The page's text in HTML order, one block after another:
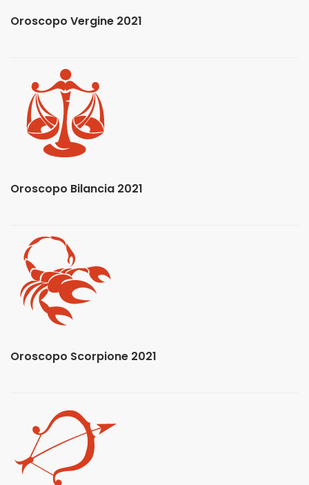
Oroscopo Vergine 2021
Oroscopo Bilancia 2021
Oroscopo Scorpione 2021